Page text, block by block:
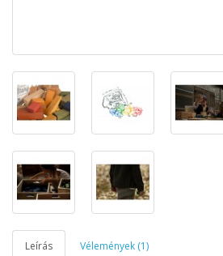
Leírás Vélemények (1)